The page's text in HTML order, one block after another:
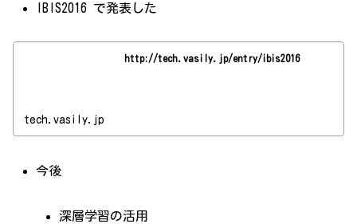
IBIS2016 で発表した
http://tech.vasily.jp/entry/ibis2016
tech.vasily.jp
今後
深層学習の活用